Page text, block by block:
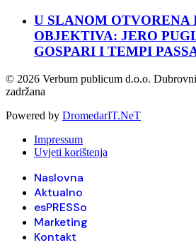
U SLANOM
OBJEKTIVA: JERO
GOSPARI I TEMPI
© 2026 Verbum publicum d.o.o.
zadržana
Powered by DromedarIT.NeT
Impressum
Uvjeti korištenja
Naslovna
Aktualno
esPRESSo
Marketing
Kontakt